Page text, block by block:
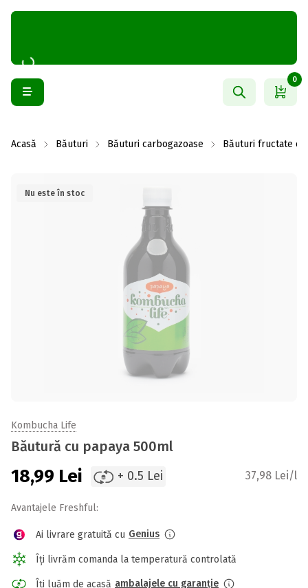
0
Acasă Băuturi Băuturi carbogazoase Băuturi fructate
Nu este în stoc
Kombucha Life
Băutură cu papaya 500ml
18,99 Lei + 0.5 Lei 37,98 Lei/l
Avantajele Freshful:
Ai livrare gratuită cu Genius
Îți livrăm comanda la temperatură controlată
Îți luăm de acasă ambalajele cu garanție